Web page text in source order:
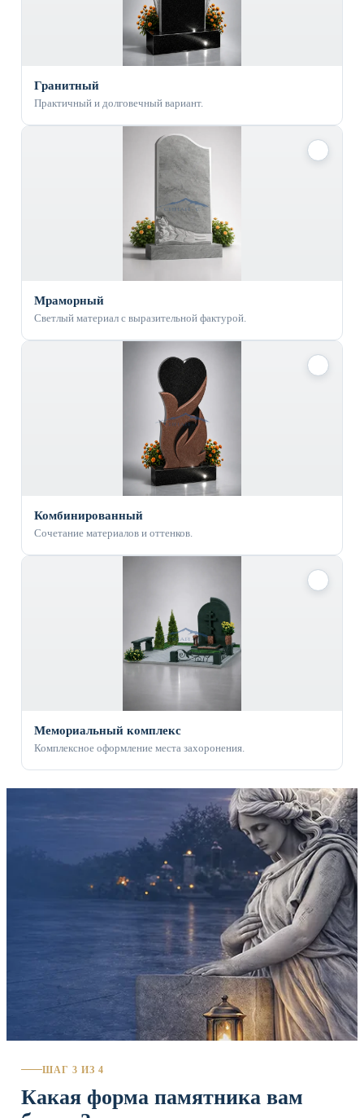
Гранитный
Практичный и долговечный вариант.
Мраморный
Светлый материал с выразительной фактурой.
Комбинированный
Сочетание материалов и оттенков.
Мемориальный комплекс
Комплексное оформление места захоронения.
ШАГ 3 ИЗ 4
Какая форма памятника вам